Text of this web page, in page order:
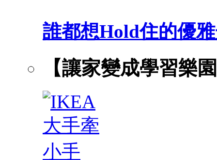
誰都想Hold住的優
【讓家變成學習樂